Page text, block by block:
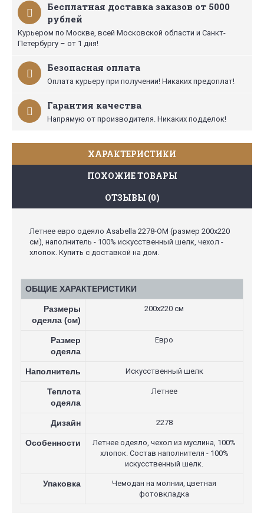
Бесплатная доставка заказов от 5000
рублей
Курьером по Москве, всей Московской области и Санкт-
Петербургу – от 1 дня!
Безопасная оплата
Оплата курьеру при получении! Никаких предоплат!
Гарантия качества
Напрямую от производителя. Никаких подделок!
ХАРАКТЕРИСТИКИ
ПОХОЖИЕ ТОВАРЫ
ОТЗЫВЫ (0)
Летнее евро одеяло Asabella 2278-OM (размер 200х220
см), наполнитель - 100% искусственный шелк, чехол -
хлопок. Купить с доставкой на дом.
ОБЩИЕ ХАРАКТЕРИСТИКИ
Размеры
одеяла (см)
200х220 см
Размер
одеяла
Евро
Наполнитель Искусственный шелк
Теплота
одеяла
Летнее
Дизайн 2278
Особенности
Летнее одеяло, чехол из муслина, 100%
хлопок. Состав наполнителя - 100%
искусственный шелк.
Упаковка
Чемодан на молнии, цветная
фотовкладка